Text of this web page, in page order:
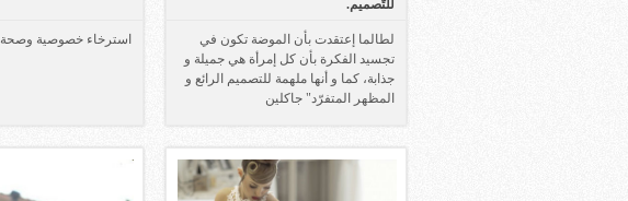
للتّصميم.
لطالما إعتقدت بأن الموضة تكون في
تجسيد الفكرة بأن كل إمرأة هي جميلة و
جذابة، كما و أنها ملهمة للتصميم الرائع و
المظهر المتفرّد" جاكلين
استرخاء خصوصية وصحة